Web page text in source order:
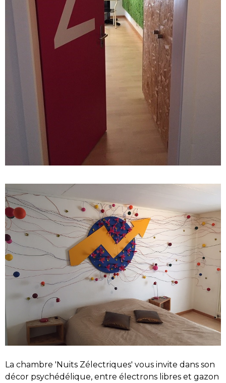
La chambre 'Nuits Zélectriques' vous invite dans son
décor psychédélique, entre électrons libres et gazon